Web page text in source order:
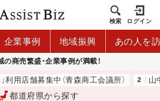
検索 ログイン
企業事例 地域振興 あの人を
商売繁盛・企業事例が満載！
店舗募集中（青森商工会議所） 山中
都道府県から探す